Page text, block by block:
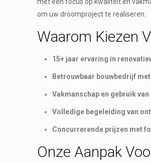
om uw droomproject te realiseren.
Waarom Kiezen
15+ jaar ervaring in
Betrouwbaar bouwbedrijf
Vakmanschap en gebruik
Volledige begeleiding van
Concurrerende prijzen met
Onze Aanpak